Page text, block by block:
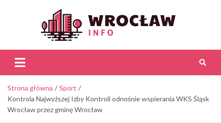
Strona główna
Sport
Kontrola Najwyższej Izby Kontroli odnośnie wspierania WKS Śląsk
Wrocław przez gminę Wrocław